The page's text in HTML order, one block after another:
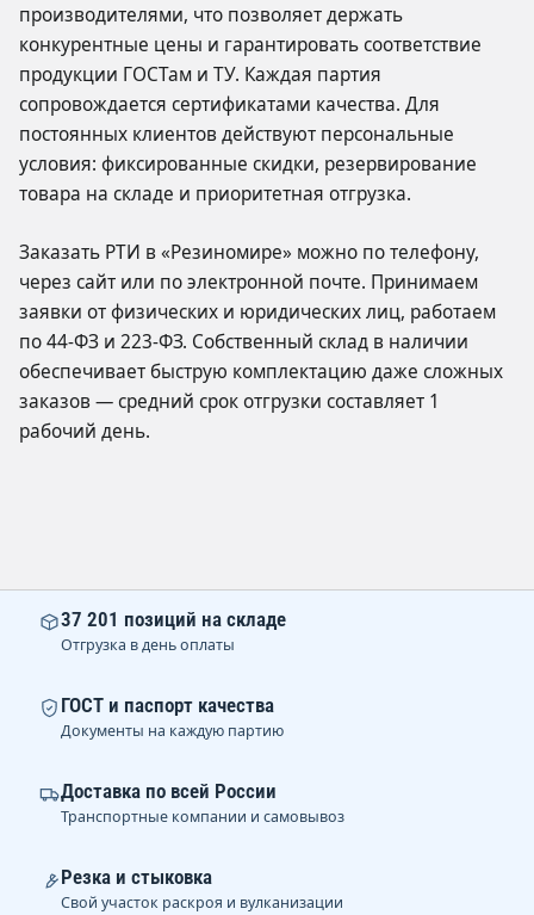
производителями, что позволяет держать
конкурентные цены и гарантировать соответствие
продукции ГОСТам и ТУ. Каждая партия
сопровождается сертификатами качества. Для
постоянных клиентов действуют персональные
условия: фиксированные скидки, резервирование
товара на складе и приоритетная отгрузка.
Заказать РТИ в «Резиномире» можно по телефону,
через сайт или по электронной почте. Принимаем
заявки от физических и юридических лиц, работаем
по 44-ФЗ и 223-ФЗ. Собственный склад в наличии
обеспечивает быструю комплектацию даже сложных
заказов — средний срок отгрузки составляет 1
рабочий день.
37 201 позиций на складе
Отгрузка в день оплаты
ГОСТ и паспорт качества
Документы на каждую партию
Доставка по всей России
Транспортные компании и самовывоз
Резка и стыковка
Свой участок раскроя и вулканизации